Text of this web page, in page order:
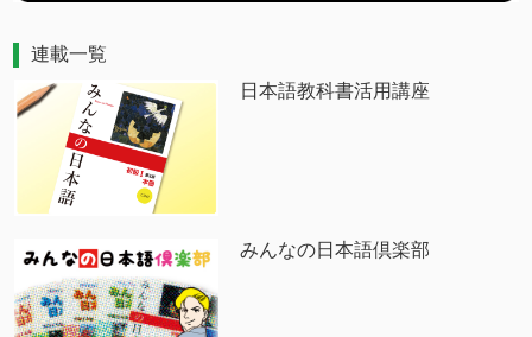
連載一覧
日本語教科書活用講座
みんなの日本語倶楽部